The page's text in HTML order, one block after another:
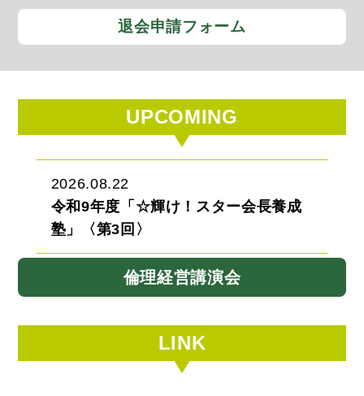
退会申請フォーム
UPCOMING
2026.08.22
令和9年度「☆輝け！スター会長養成
塾」〈第3回〉
倫理経営講演会
LINK